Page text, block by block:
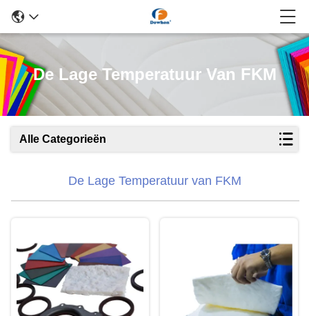
De Lage Temperatuur Van FKM
Alle Categorieën
De Lage Temperatuur van FKM